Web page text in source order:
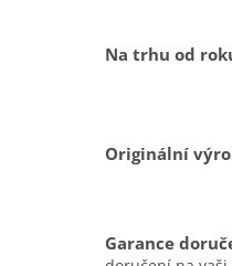
Na trhu od
Originální
Garance